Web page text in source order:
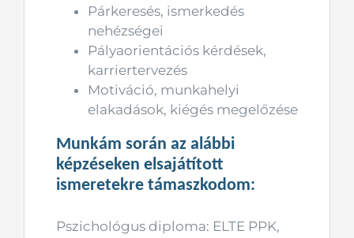
Párkeresés, ismerkedés
nehézségei
Pályaorientációs kérdések,
karriertervezés
Motiváció, munkahelyi
elakadások, kiégés megelőzése
Munkám során az alábbi
képzéseken elsajátított
ismeretekre támaszkodom:
Pszichológus diploma: ELTE PPK,